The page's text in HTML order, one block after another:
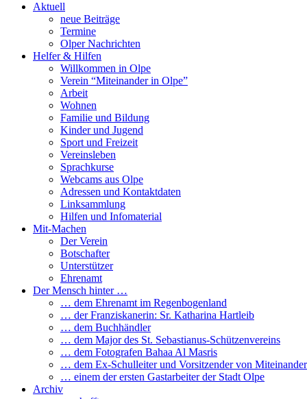
Aktuell
neue Beiträge
Termine
Olper Nachrichten
Helfer & Hilfen
Willkommen in Olpe
Verein “Miteinander in Olpe”
Arbeit
Wohnen
Familie und Bildung
Kinder und Jugend
Sport und Freizeit
Vereinsleben
Sprachkurse
Webcams aus Olpe
Adressen und Kontaktdaten
Linksammlung
Hilfen und Infomaterial
Mit-Machen
Der Verein
Botschafter
Unterstützer
Ehrenamt
Der Mensch hinter …
… dem Ehrenamt im Regenbogenland
… der Franziskanerin: Sr. Katharina Hartleib
… dem Buchhändler
… dem Major des St. Sebastianus-Schützenvereins
… dem Fotografen Bahaa Al Masris
… dem Ex-Schulleiter und Vorsitzender von
… einem der ersten Gastarbeiter der Stadt Olpe
Archiv